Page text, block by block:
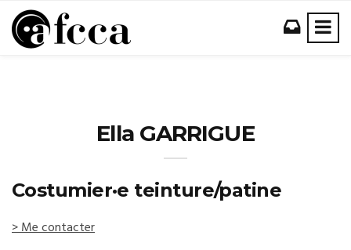
Ella GARRIGUE
Costumier·e teinture/patine
> Me contacter